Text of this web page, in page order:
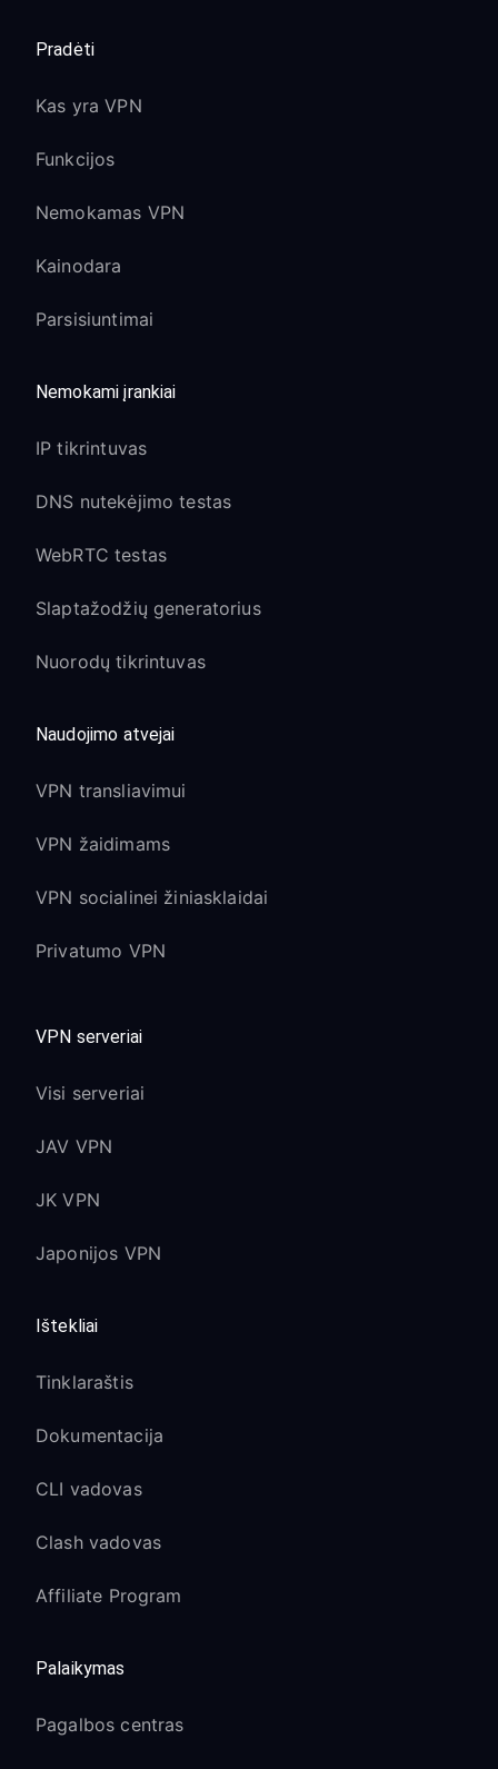
Pradėti
Kas yra VPN
Funkcijos
Nemokamas VPN
Kainodara
Parsisiuntimai
Nemokami įrankiai
IP tikrintuvas
DNS nutekėjimo testas
WebRTC testas
Slaptažodžių generatorius
Nuorodų tikrintuvas
Naudojimo atvejai
VPN transliavimui
VPN žaidimams
VPN socialinei žiniasklaidai
Privatumo VPN
VPN serveriai
Visi serveriai
JAV VPN
JK VPN
Japonijos VPN
Ištekliai
Tinklaraštis
Dokumentacija
CLI vadovas
Clash vadovas
Affiliate Program
Palaikymas
Pagalbos centras